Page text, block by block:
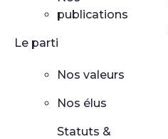
publications
Le parti
Nos valeurs
Nos élus
Statuts &